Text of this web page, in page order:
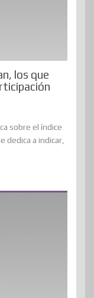
los que
sobre el índice
dedica a indicar,